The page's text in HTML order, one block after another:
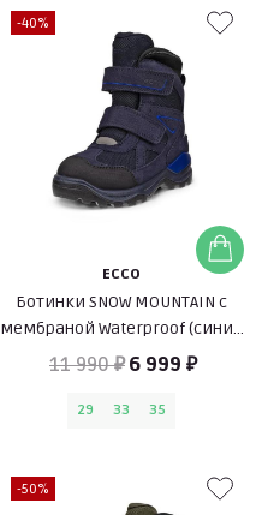
-40%
ECCO
Ботинки SNOW MOUNTAIN с
мембраной Waterproof (синий
с черным)
11 990 ₽ 6 999 ₽
29 33 35
-50%